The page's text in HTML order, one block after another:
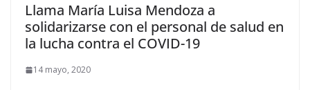
Llama María Luisa Mendoza a
solidarizarse con el personal de salud en
la lucha contra el COVID-19
14 mayo, 2020